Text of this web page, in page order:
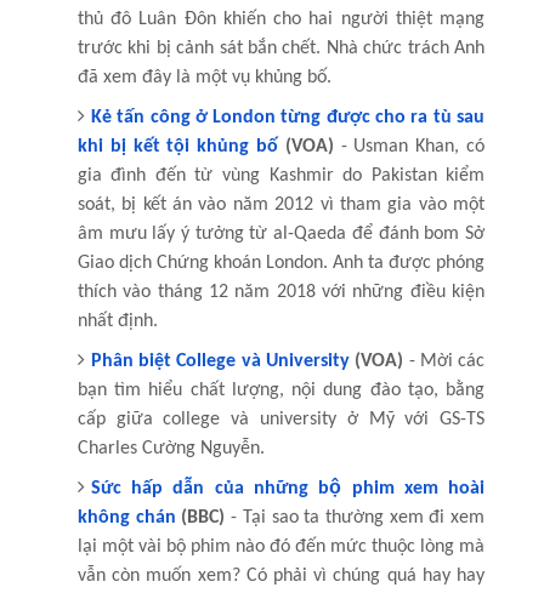
thủ đô Luân Đôn khiến cho hai người thiệt mạng
trước khi bị cảnh sát bắn chết. Nhà chức trách Anh
đã xem đây là một vụ khủng bố.
Kẻ tấn công ở London từng được cho ra tù sau
khi bị kết tội khủng bố (VOA) - Usman Khan, có
gia đình đến từ vùng Kashmir do Pakistan kiểm
soát, bị kết án vào năm 2012 vì tham gia vào một
âm mưu lấy ý tưởng từ al-Qaeda để đánh bom Sở
Giao dịch Chứng khoán London. Anh ta được phóng
thích vào tháng 12 năm 2018 với những điều kiện
nhất định.
Phân biệt College và University (VOA) - Mời các
bạn tìm hiểu chất lượng, nội dung đào tạo, bằng
cấp giữa college và university ở Mỹ với GS-TS
Charles Cường Nguyễn.
Sức hấp dẫn của những bộ phim xem hoài
không chán (BBC) - Tại sao ta thường xem đi xem
lại một vài bộ phim nào đó đến mức thuộc lòng mà
vẫn còn muốn xem? Có phải vì chúng quá hay hay